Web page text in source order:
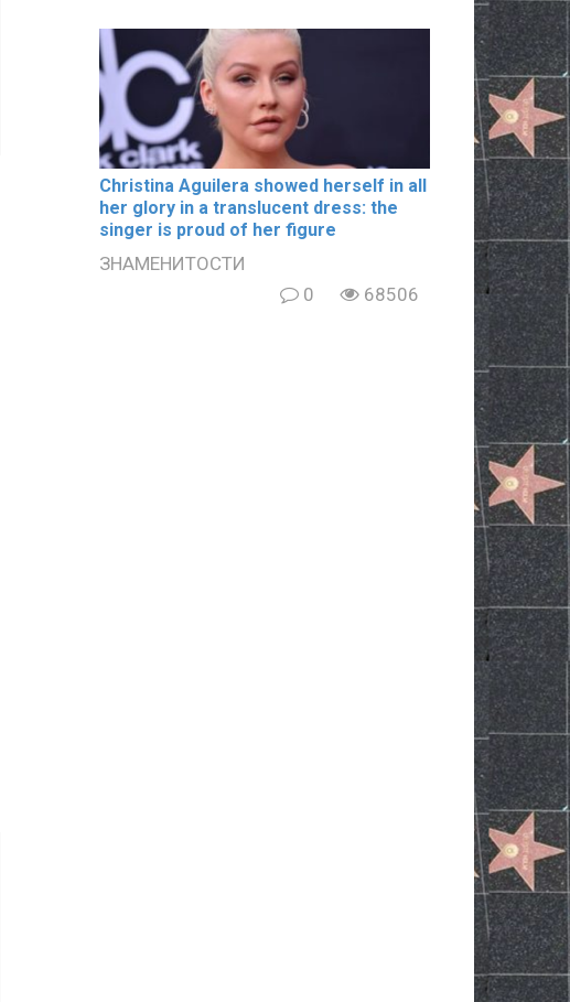
Christina Aguilera showed herself in all
her glory in a translucent dress: the
singer is proud of her figure
ЗНАМЕНИТОСТИ
0
68506